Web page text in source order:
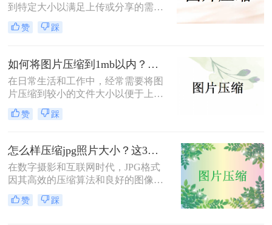
到特定大小以满足上传或分享的需
求。那么图片怎样免费压缩到200k以
下呢？本文将介绍两种免费将图片压
赞 踩
如何将图片压缩到1mb以内？教你三种压缩方法！
在日常生活和工作中，经常需要将图
片压缩到较小的文件大小以便于上
传、分享或存储。那么如何将图片压
缩到1mb以内呢？本文将详细介绍几
赞 踩
怎么样压缩jpg照片大小？这3种图片压缩方法一定要会！
在数字摄影和互联网时代，JPG格式
因其高效的压缩算法和良好的图像质
量而广受欢迎。然而，有时JPG照片
的大小可能过大，不便于分享、上传
赞 踩